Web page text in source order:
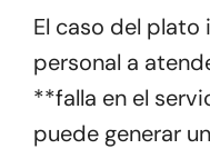
El caso del
personal a
**falla en el
puede generar